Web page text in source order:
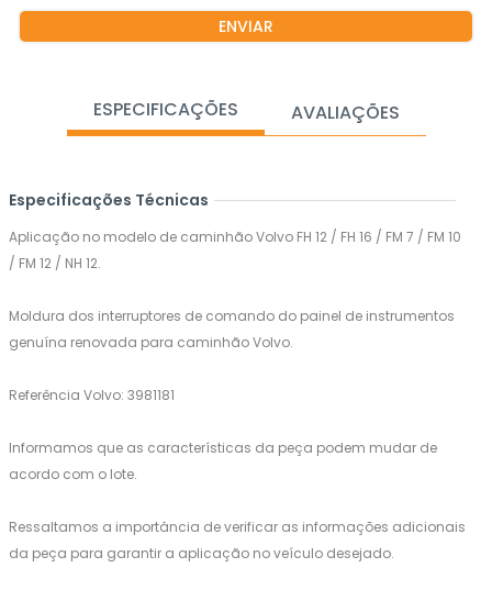
ENVIAR
ESPECIFICAÇÕES AVALIAÇÕES
Especificações Técnicas
Aplicação no modelo de caminhão Volvo FH 12 / FH 16 / FM 7 / FM 10
/ FM 12 / NH 12.
Moldura dos interruptores de comando do painel de instrumentos
genuína renovada para caminhão Volvo.
Referência Volvo: 3981181
Informamos que as características da peça podem mudar de
acordo com o lote.
Ressaltamos a importância de verificar as informações adicionais
da peça para garantir a aplicação no veículo desejado.